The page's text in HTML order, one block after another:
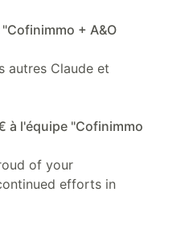
+ A&O
autres Claude et
à l'équipe "Cofinimmo
of your
efforts in